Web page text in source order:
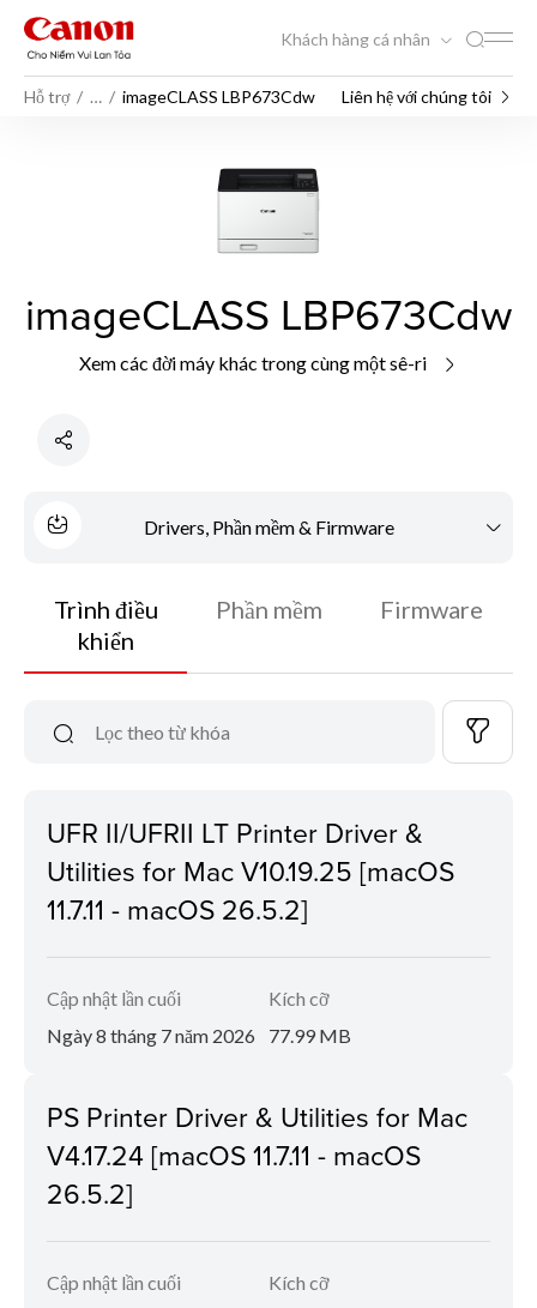
Khách hàng cá nhân
Hỗ trợ … imageCLASS LBP673Cdw Liên hệ với chúng tôi
imageCLASS LBP673Cdw
Xem các đời máy khác trong cùng một sê-ri
Drivers, Phần mềm & Firmware
Trình điều
khiển
Phần mềm Firmware
UFR II/UFRII LT Printer Driver &
Utilities for Mac V10.19.25 [macOS
11.7.11 - macOS 26.5.2]
Cập nhật lần cuối
Ngày 8 tháng 7 năm 2026
Kích cỡ
77.99 MB
PS Printer Driver & Utilities for Mac
V4.17.24 [macOS 11.7.11 - macOS
26.5.2]
Cập nhật lần cuối
Kích cỡ